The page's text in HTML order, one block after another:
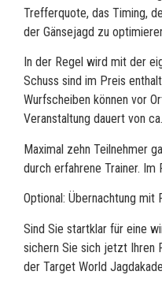
Trefferquote, das Timing,
der Gänsejagd zu
In der Regel wird mit der
Schuss sind im Preis
Wurfscheiben können vor
Veranstaltung dauert von
Maximal zehn Teilnehmer
durch erfahrene Trainer.
Optional: Übernachtung mit
Sind Sie startklar für eine
sichern Sie sich jetzt Ihren
der Target World